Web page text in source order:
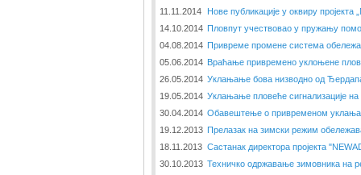
11.11.2014
Нове публикације у оквиру пројекта
14.10.2014 Пловпут учествовао у пружању
04.08.2014 Привреме промене система
05.06.2014 Враћање привремено уклоњене
26.05.2014 Уклањање бова низводно од
19.05.2014 Уклањање пловеће сигнализације
30.04.2014 Обавештење о привременом
19.12.2013 Прелазак на зимски режим
18.11.2013 Састанак директора пројекта
30.10.2013 Техничко одржавање зимовника на